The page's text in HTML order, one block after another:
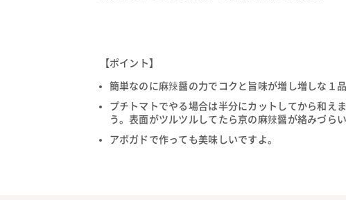
【ポイント】
簡単なのに麻辣醤の力でコクと旨味が増し増しな１
プチトマトでやる場合は半分にカットしてから和え
う。表面がツルツルしてたら京の麻辣醤が絡みづら
アボガドで作っても美味しいですよ。